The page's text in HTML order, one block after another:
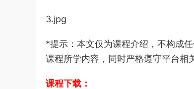
3.jpg
*提示：本文仅为课程介绍，不构成
课程所学内容，同时严格遵守平台相
课程下载：